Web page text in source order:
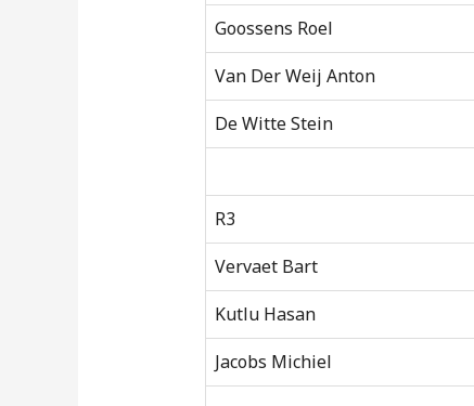
Goossens Roel
Van Der Weij Anton
De Witte Stein
R3
Vervaet Bart
Kutlu Hasan
Jacobs Michiel